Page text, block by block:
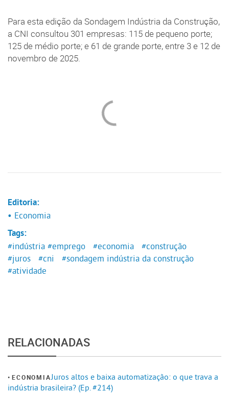
Para esta edição da Sondagem Indústria da Construção,
a CNI consultou 301 empresas: 115 de pequeno porte;
125 de médio porte; e 61 de grande porte, entre 3 e 12 de
novembro de 2025.
Editoria:
• Economia
Tags:
#indústria #emprego #economia
#construção
#juros
#cni
#sondagem indústria da construção
#atividade
RELACIONADAS
ECONOMIAJuros altos e baixa automatização: o que trava a
indústria brasileira? (Ep. #214)